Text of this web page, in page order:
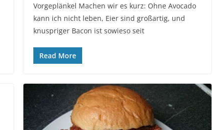
Vorgeplänkel Machen wir es kurz: Ohne Avocado
kann ich nicht leben, Eier sind großartig, und
knuspriger Bacon ist sowieso seit
Read More